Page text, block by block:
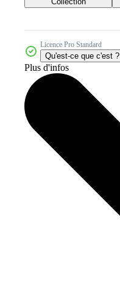
Licence Pro Standard
Qu'est-ce que c'est ?
Plus d'infos